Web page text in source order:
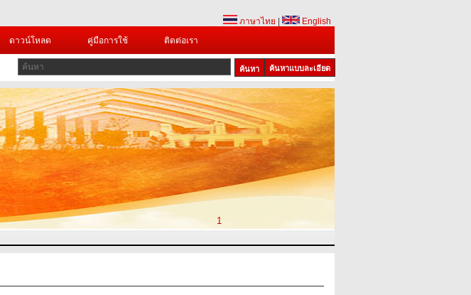
ภาษาไทย
English
ดาวน์โหลด คู่มือการใช้ ติดต่อเรา
ค้นหาแบบละเอียด
1